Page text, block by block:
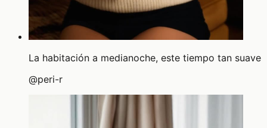
La habitación a medianoche, este tiempo tan suave
@peri-r